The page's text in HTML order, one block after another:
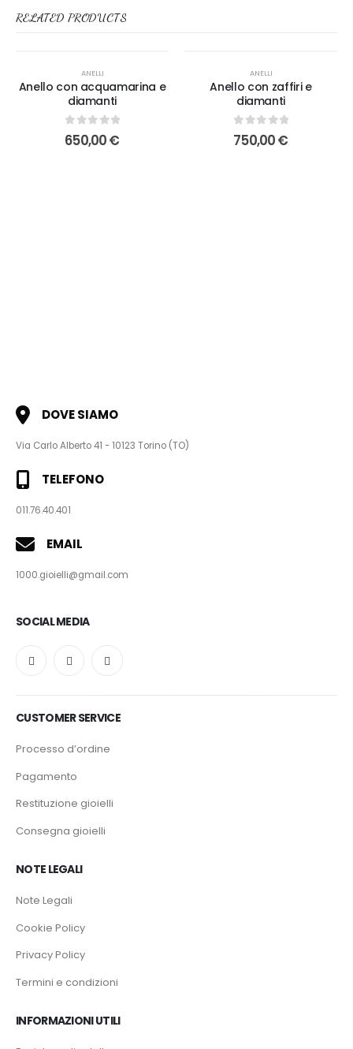
RELATED PRODUCTS
ANELLI
Anello con acquamarina e
diamanti
0out of 5
650,00€
ANELLI
Anello con zaffiri e
diamanti
0out of 5
750,00€
DOVE SIAMO
Via Carlo Alberto 41 - 10123 Torino (TO)
TELEFONO
011.76.40.401
EMAIL
1000.gioielli@gmail.com
SOCIAL MEDIA
CUSTOMER SERVICE
Processo d’ordine
Pagamento
Restituzione gioielli
Consegna gioielli
NOTE LEGALI
Note Legali
Cookie Policy
Privacy Policy
Termini e condizioni
INFORMAZIONI UTILI